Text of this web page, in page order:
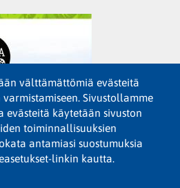
välttämättömiä evästeitä
Sivustollamme
evästeitä käytetään sivuston
toiminnallisuuksien
antamiasi suostumuksia
linkin kautta.